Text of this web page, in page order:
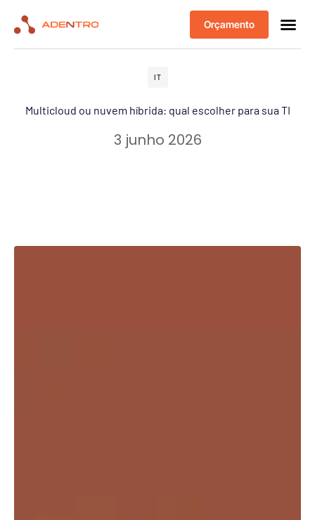
Orçamento
IT
Multicloud ou nuvem híbrida: qual escolher para sua TI
3 junho 2026